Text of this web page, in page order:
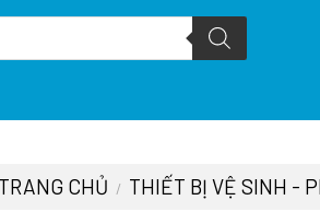
TRANG CHỦ / THIẾT BỊ VỆ SINH -